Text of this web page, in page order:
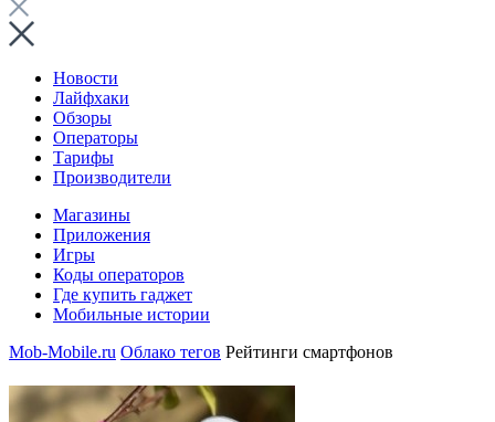
Новости
Лайфхаки
Обзоры
Операторы
Тарифы
Производители
Магазины
Приложения
Игры
Коды операторов
Где купить гаджет
Мобильные истории
Mob-Mobile.ru Облако тегов Рейтинги смартфонов